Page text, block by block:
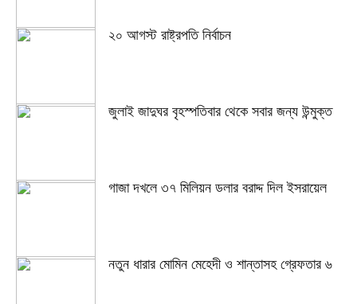
২০ আগস্ট রাষ্ট্রপতি নির্বাচন
জুলাই জাদুঘর বৃহস্পতিবার থেকে সবার জন্য উন্মুক্ত
গাজা দখলে ৩৭ মিলিয়ন ডলার বরাদ্দ দিল ইসরায়েল
নতুন ধারার মোমিন মেহেদী ও শান্তাসহ গ্রেফতার ৬